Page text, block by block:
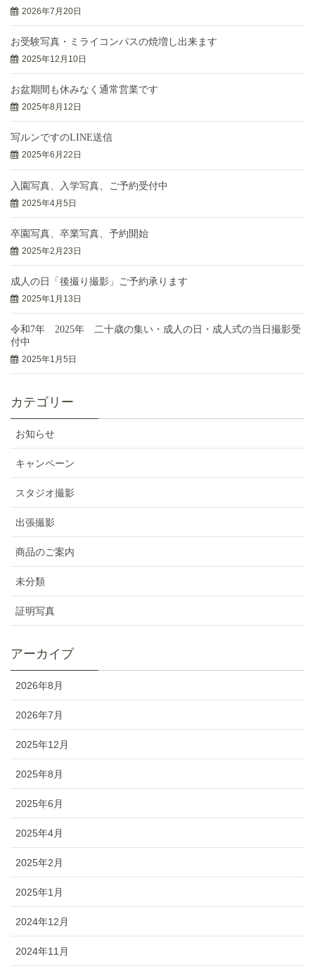
2026年7月20日
お受験写真・ミライコンパスの焼増し出来ます
2025年12月10日
お盆期間も休みなく通常営業です
2025年8月12日
写ルンですのLINE送信
2025年6月22日
入園写真、入学写真、ご予約受付中
2025年4月5日
卒園写真、卒業写真、予約開始
2025年2月23日
成人の日「後撮り撮影」ご予約承ります
2025年1月13日
令和7年 2025年 二十歳の集い・成人の日・成人式の当日撮影受
付中
2025年1月5日
カテゴリー
お知らせ
キャンペーン
スタジオ撮影
出張撮影
商品のご案内
未分類
証明写真
アーカイブ
2026年8月
2026年7月
2025年12月
2025年8月
2025年6月
2025年4月
2025年2月
2025年1月
2024年12月
2024年11月